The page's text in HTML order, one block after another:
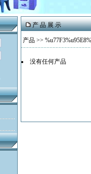
产 品 展 示
产品 >>
没有任何产品